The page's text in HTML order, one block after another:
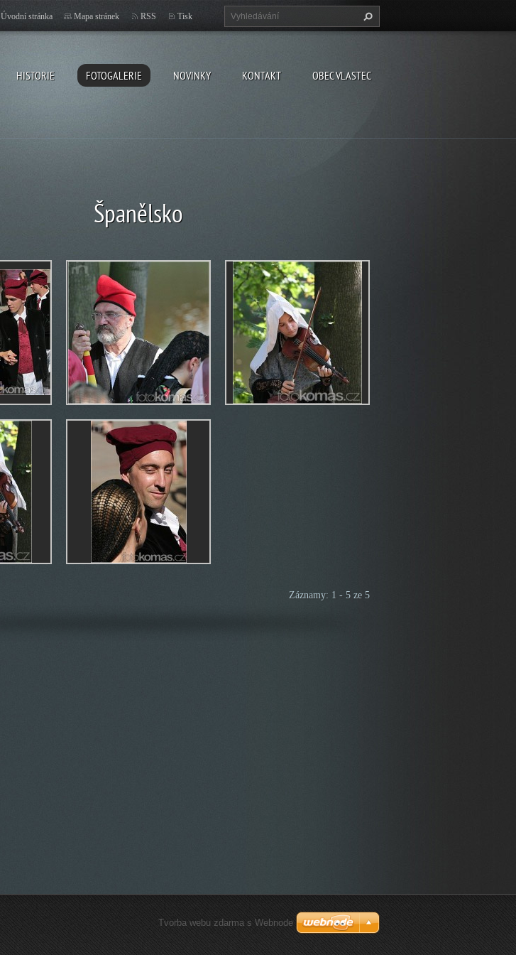
HISTORIE FOTOGALERIE NOVINKY KONTAKT OBEC VLASTEC
Úvodní stránka Mapa stránek RSS Tisk
Španělsko
Záznamy: 1 - 5 ze 5
Tvorba webu zdarma s Webnode